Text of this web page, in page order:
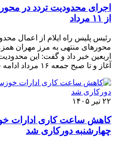
اجرای محدودیت تردد در
از ۱۱ مرداد
رئیس پلیس راه ایلام از اعمال
محورهای منتهی به مرز مهران
آغاز و تا صبح جمعه ۱۶ مرداد ادامه خواهد داشت.
۲۲ تیر ۱۴۰۵
کاهش ساعت کاری ادارات
چهارشنبه دورکاری شد